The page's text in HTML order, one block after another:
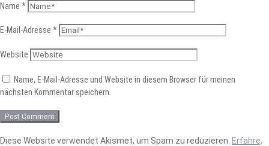
Name *
E-Mail-Adresse *
Website
Name, E-Mail-Adresse und Website in diesem Browser für meinen
nächsten Kommentar speichern.
Diese Website verwendet Akismet, um Spam zu reduzieren. Erfahre,